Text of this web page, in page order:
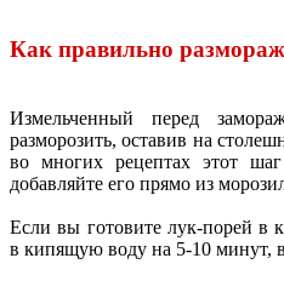
Как правильно
Измельченный перед
разморозить, оставив на
во многих рецептах этот шаг
добавляйте его прямо из
Если вы готовите лук-порей в
в кипящую воду на 5-10 минут,